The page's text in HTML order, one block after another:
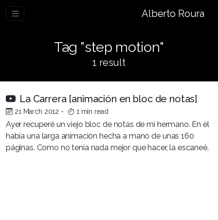
Alberto Roura
Tag "step motion"
1 result
La Carrera [animación en bloc de notas]
21 March 2012 - 1 min read
Ayer recuperé un viejo bloc de notas de mi hermano. En él
había una larga animación hecha a mano de unas 160
páginas. Como no tenía nada mejor que hacer, la escaneé.